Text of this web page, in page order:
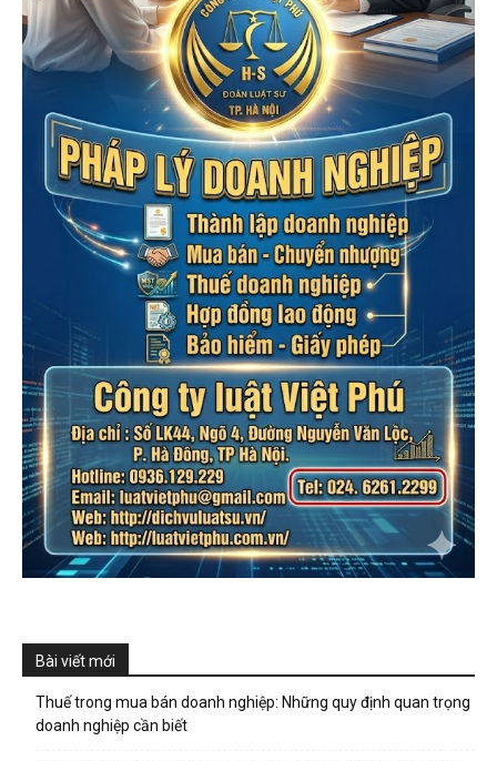
Bài viết mới
Thuế trong mua bán doanh nghiệp: Những quy định quan trọng
doanh nghiệp cần biết